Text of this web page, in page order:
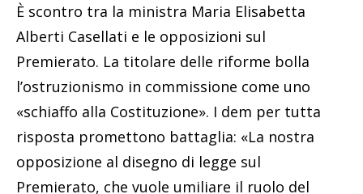
È scontro tra la ministra Maria Elisabetta
Alberti Casellati e le opposizioni sul
Premierato. La titolare delle riforme bolla
l’ostruzionismo in commissione come uno
«schiaffo alla Costituzione». I dem per tutta
risposta promettono battaglia: «La nostra
opposizione al disegno di legge sul
Premierato, che vuole umiliare il ruolo del